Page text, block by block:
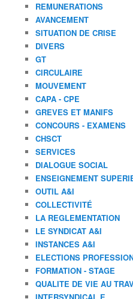
REMUNERATIONS
AVANCEMENT
SITUATION DE CRISE
DIVERS
GT
CIRCULAIRE
MOUVEMENT
CAPA - CPE
GREVES ET MANIFS
CONCOURS - EXAMENS
CHSCT
SERVICES
DIALOGUE SOCIAL
ENSEIGNEMENT
OUTIL A&I
COLLECTIVITÉ
LA REGLEMENTATION
LE SYNDICAT A&I
INSTANCES A&I
ELECTIONS
FORMATION - STAGE
QUALITE DE VIE AU